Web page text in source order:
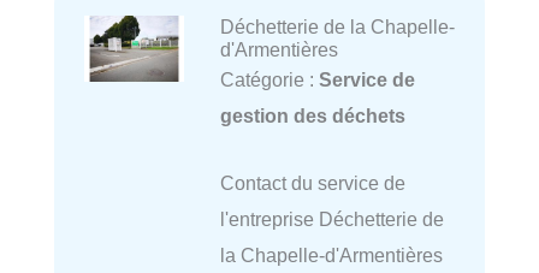
Déchetterie de la Chapelle-
d'Armentières
Catégorie : Service de
gestion des déchets
Contact du service de
l'entreprise Déchetterie de
la Chapelle-d'Armentières